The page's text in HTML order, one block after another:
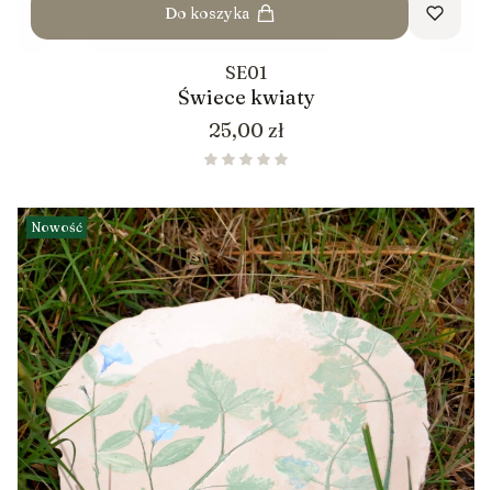
Do koszyka
SE01
Świece kwiaty
Cena
25,00 zł
Nowość